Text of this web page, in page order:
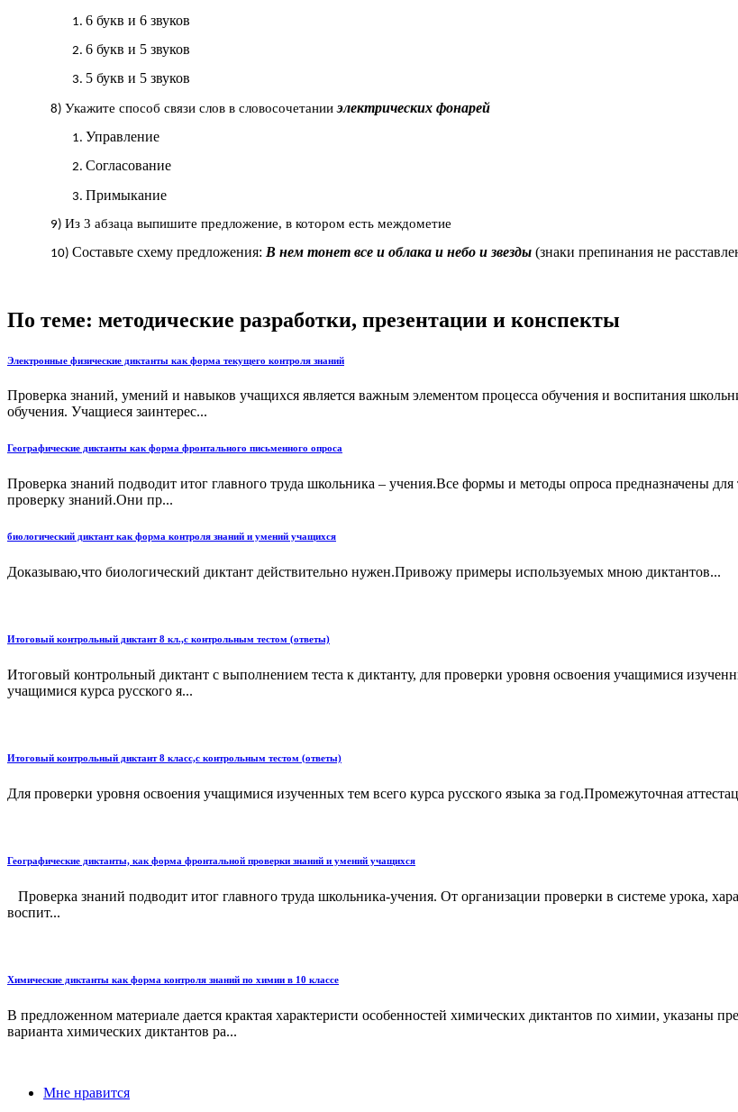
6 букв и 6 звуков
6 букв и 5 звуков
5 букв и 5 звуков
Укажите способ связи слов в словосочетанииэлектрических фонарей
Управление
Согласование
Примыкание
Из 3 абзаца выпишите предложение, в котором есть междометие
Составьте схему предложения: В нем тонет все и облака и небо и звезды (знаки препинания не
По теме: методические разработки, презентации и конспекты
Электронные физические диктанты как форма текущего контроля знаний
Проверка знаний, умений и навыков учащихся является важным элементом процесса обучения и воспитания
обучения. Учащиеся заинтерес...
Географические диктанты как форма фронтального письменного опроса
Проверка знаний подводит итог главного труда школьника – учения.Все формы и методы опроса предназначены для
проверку знаний.Они пр...
биологический диктант как форма контроля знаний и умений учащихся
Доказываю,что биологический диктант действительно нужен.Привожу примеры используемых мною диктантов...
Итоговый контрольный диктант 8 кл.,с контрольным тестом (ответы)
Итоговый контрольный диктант с выполнением теста к диктанту, для проверки уровня освоения учащимися
учащимися курса русского я...
Итоговый контрольный диктант 8 класс,с контрольным тестом (ответы)
Для проверки уровня освоения учащимися изученных тем всего курса русского языка за год.Промежуточная
Географические диктанты, как форма фронтальной проверки знаний и умений учащихся
Проверка знаний подводит итог главного труда школьника-учения. От организации проверки в системе урока,
воспит...
Химические диктанты как форма контроля знаний по химии в 10 классе
В предложенном материале дается крактая характеристи особенностей химических диктантов по химии, указаны
варианта химических диктантов ра...
Мне нравится